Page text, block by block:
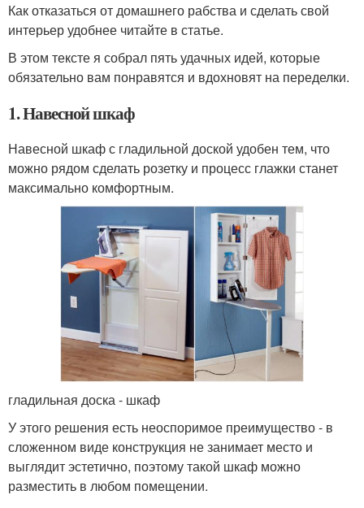
Как отказаться от домашнего рабства и сделать свой
интерьер удобнее читайте в статье.
В этом тексте я собрал пять удачных идей, которые
обязательно вам понравятся и вдохновят на переделки.
1. Навесной шкаф
Навесной шкаф с гладильной доской удобен тем, что
можно рядом сделать розетку и процесс глажки станет
максимально комфортным.
гладильная доска - шкаф
У этого решения есть неоспоримое преимущество - в
сложенном виде конструкция не занимает место и
выглядит эстетично, поэтому такой шкаф можно
разместить в любом помещении.